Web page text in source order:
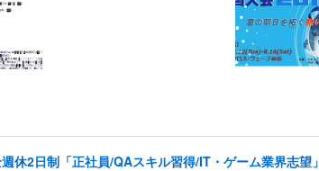
休2日制「正社員/QAスキル習得/IT・ゲーム業界志望」